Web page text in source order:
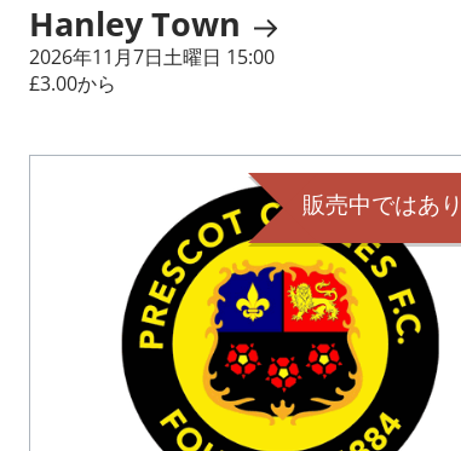
Hanley Town
2026年11月7日土曜日 15:00
£3.00から
販売中ではあ